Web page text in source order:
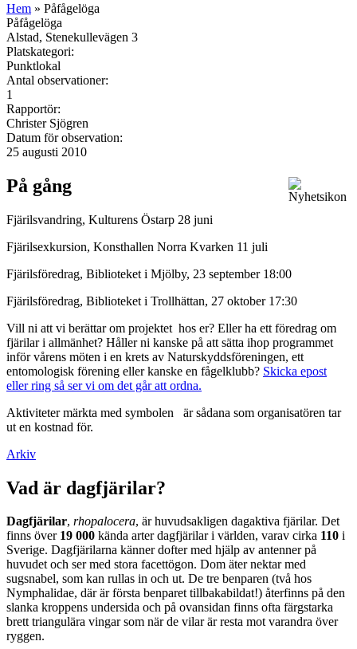
Hem » Påfågelöga
Påfågelöga
Alstad, Stenekullevägen 3
Platskategori:
Punktlokal
Antal observationer:
1
Rapportör:
Christer Sjögren
Datum för observation:
25 augusti 2010
På gång
Fjärilsvandring, Kulturens Östarp 28 juni
Fjärilsexkursion, Konsthallen Norra Kvarken 11 juli
Fjärilsföredrag, Biblioteket i Mjölby, 23 september 18:00
Fjärilsföredrag, Biblioteket i Trollhättan, 27 oktober 17:30
Vill ni att vi berättar om projektet hos er? Eller ha ett föredrag om
fjärilar i allmänhet? Håller ni kanske på att sätta ihop programmet
inför vårens möten i en krets av Naturskyddsföreningen, ett
entomologisk förening eller kanske en fågelklubb? Skicka epost
eller ring så ser vi om det går att ordna.
Aktiviteter märkta med symbolen
är sådana som organisatören tar
ut en kostnad för.
Arkiv
Vad är dagfjärilar?
Dagfjärilar, rhopalocera, är huvudsakligen dagaktiva fjärilar. Det
finns över 19 000 kända arter dagfjärilar i världen, varav cirka 110 i
Sverige. Dagfjärilarna känner dofter med hjälp av antenner på
huvudet och ser med stora facettögon. Dom äter nektar med
sugsnabel, som kan rullas in och ut. De tre benparen (två hos
Nymphalidae, där är första benparet tillbakabildat!) återfinns på den
slanka kroppens undersida och på ovansidan finns ofta färgstarka
brett triangulära vingar som när de vilar är resta mot varandra över
ryggen.